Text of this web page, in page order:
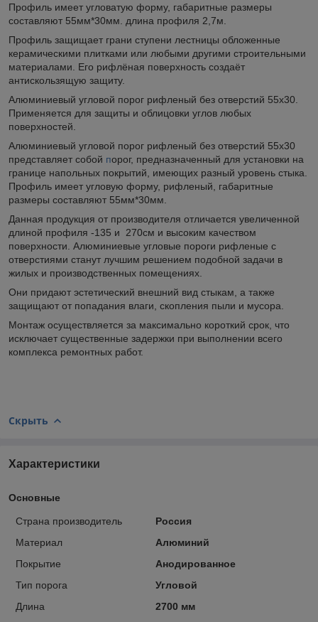
Профиль имеет угловатую форму, габаритные размеры
составляют 55мм*30мм. длина профиля 2,7м.
Профиль защищает грани ступени лестницы обложенные
керамическими плитками или любыми другими строительными
материалами. Его рифлёная поверхность создаёт
антискользящую защиту.
Алюминиевый угловой порог рифленый без отверстий 55х30.
Применяется для защиты и облицовки углов любых
поверхностей.
Алюминиевый угловой порог рифленый без отверстий 55х30
представляет собой порог, предназначенный для установки на
границе напольных покрытий, имеющих разный уровень стыка.
Профиль имеет угловую форму, рифленый, габаритные
размеры составляют 55мм*30мм.
Данная продукция от производителя отличается увеличенной
длиной профиля -135 и 270см и высоким качеством
поверхности. Алюминиевые угловые пороги рифленые с
отверстиями станут лучшим решением подобной задачи в
жилых и производственных помещениях.
Они придают эстетический внешний вид стыкам, а также
защищают от попадания влаги, скопления пыли и мусора.
Монтаж осуществляется за максимально короткий срок, что
исключает существенные задержки при выполнении всего
комплекса ремонтных работ.
Скрыть
Характеристики
Основные
Страна производитель
Россия
Материал
Алюминий
Покрытие
Анодированное
Тип порога
Угловой
Длина
2700 мм